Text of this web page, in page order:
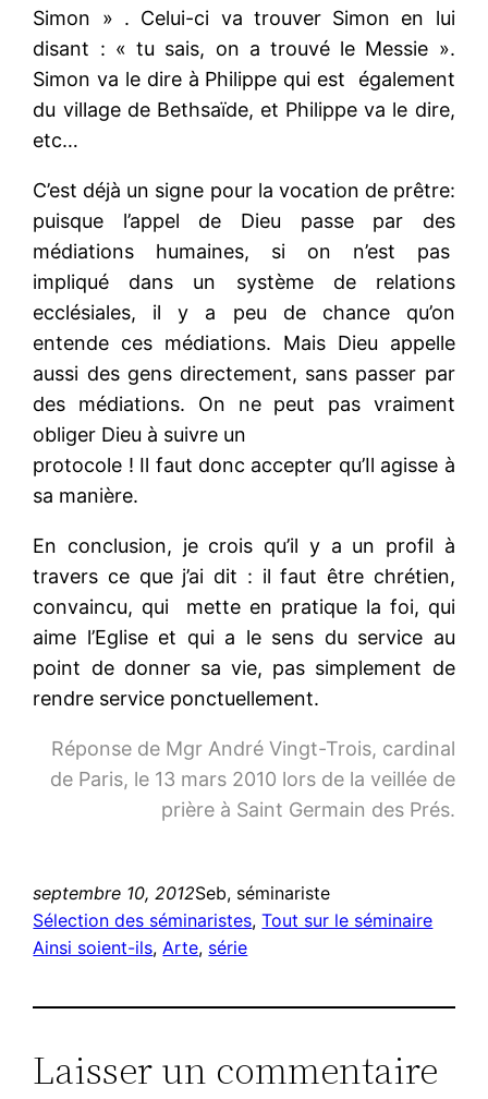
Simon » . Celui-ci va trouver Simon en lui
disant : « tu sais, on a trouvé le Messie ».
Simon va le dire à Philippe qui est également
du village de Bethsaïde, et Philippe va le dire,
etc…
C’est déjà un signe pour la vocation de prêtre:
puisque l’appel de Dieu passe par des
médiations humaines, si on n’est pas
impliqué dans un système de relations
ecclésiales, il y a peu de chance qu’on
entende ces médiations. Mais Dieu appelle
aussi des gens directement, sans passer par
des médiations. On ne peut pas vraiment
obliger Dieu à suivre un
protocole ! Il faut donc accepter qu’Il agisse à
sa manière.
En conclusion, je crois qu’il y a un profil à
travers ce que j’ai dit : il faut être chrétien,
convaincu, qui mette en pratique la foi, qui
aime l’Eglise et qui a le sens du service au
point de donner sa vie, pas simplement de
rendre service ponctuellement.
Réponse de Mgr André Vingt-Trois, cardinal
de Paris, le 13 mars 2010 lors de la veillée de
prière à Saint Germain des Prés.
septembre 10, 2012Seb, séminariste
Sélection des séminaristes, Tout sur le séminaire
Ainsi soient-ils, Arte, série
Laisser un commentaire